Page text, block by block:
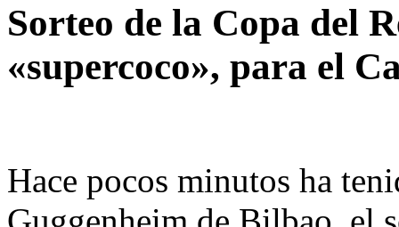
Sorteo de la Copa del
«supercoco», para el
Hace pocos minutos ha